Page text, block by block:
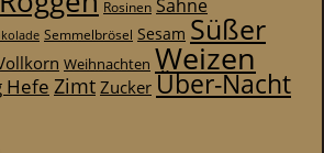
Rosinen Sahne
Semmelbrösel Sesam Süßer
Weihnachten Weizen
Hefe ZimtZuckerÜber-Nacht